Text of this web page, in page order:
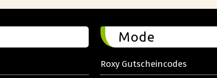
Mode
Roxy Gutscheincodes